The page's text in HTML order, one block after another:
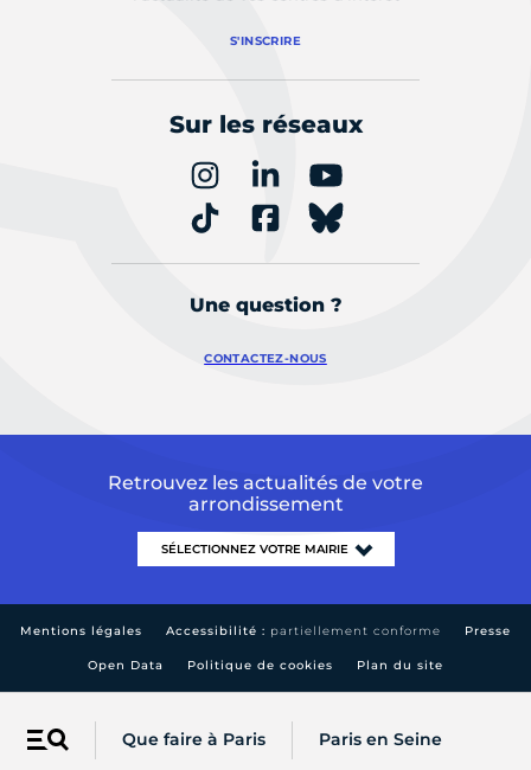
Menu Que faire à Paris Paris en Seine
S'INSCRIRE
Sur les réseaux
Une question ?
CONTACTEZ-NOUS
Retrouvez les actualités de votre
arrondissement
Mentions légales Accessibilité : partiellement conforme Presse
Open Data Politique de cookies Plan du site